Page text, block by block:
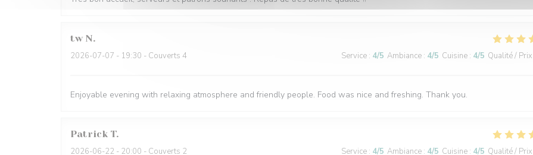
tw N
2026-07-07 - 19:30 - Couverts 4 Service : 4/5 Ambiance : 4/5 Cuisine : 4/5 Qualité / Prix
Enjoyable evening with relaxing atmosphere and friendly people. Food was nice and freshing. Thank you.
Patrick T
2026-06-22 - 20:00 - Couverts 2 Service : 4/5 Ambiance : 4/5 Cuisine : 4/5 Qualité / Prix